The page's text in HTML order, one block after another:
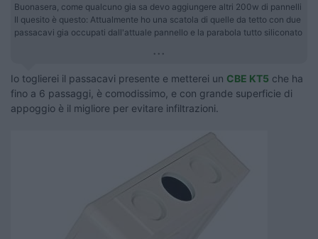
Buonasera, come qualcuno gia sa devo aggiungere altri 200w di pannelli
Il quesito è questo: Attualmente ho una scatola di quelle da tetto con due
passacavi gia occupati dall'attuale pannello e la parabola tutto siliconato
...
Io toglierei il passacavi presente e metterei un CBE KT5 che ha
fino a 6 passaggi, è comodissimo, e con grande superficie di
appoggio è il migliore per evitare infiltrazioni.